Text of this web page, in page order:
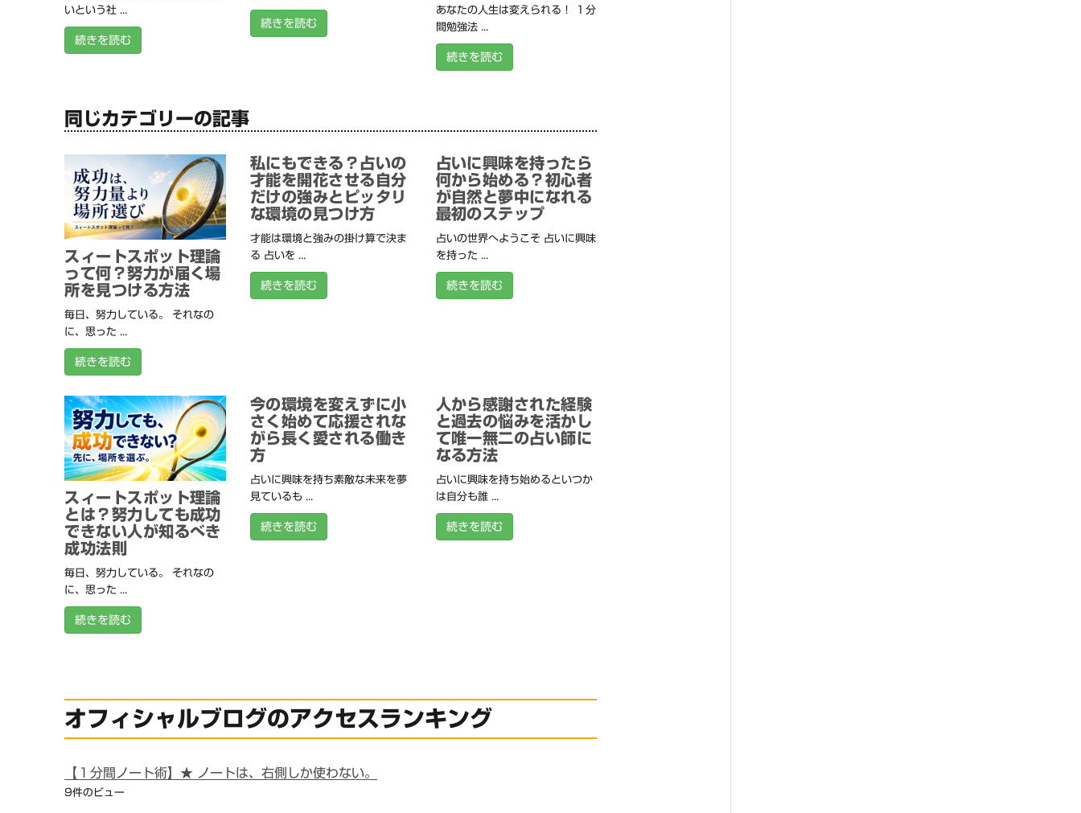
いという社 ...
続きを読む
続きを読む
あなたの人生は変えられる！ １分
間勉強法 ...
続きを読む
同じカテゴリーの記事
スィートスポット理論
って何？努力が届く場
所を見つける方法
毎日、努力している。 それなの
に、思った ...
続きを読む
私にもできる？占いの
才能を開花させる自分
だけの強みとピッタリ
な環境の見つけ方
才能は環境と強みの掛け算で決ま
る 占いを ...
続きを読む
占いに興味を持ったら
何から始める？初心者
が自然と夢中になれる
最初のステップ
占いの世界へようこそ 占いに興味
を持った ...
続きを読む
スィートスポット理論
とは？努力しても成功
できない人が知るべき
成功法則
毎日、努力している。 それなの
に、思った ...
続きを読む
今の環境を変えずに小
さく始めて応援されな
がら長く愛される働き
方
占いに興味を持ち素敵な未来を夢
見ているも ...
続きを読む
人から感謝された経験
と過去の悩みを活かし
て唯一無二の占い師に
なる方法
占いに興味を持ち始めるといつか
は自分も誰 ...
続きを読む
オフィシャルブログのアクセスランキング
【１分間ノート術】★ ノートは、右側しか使わない。
9件のビュー